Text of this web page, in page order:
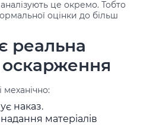
це окремо. Тобто
оцінки до більш
реальна
наказ.
матеріалів